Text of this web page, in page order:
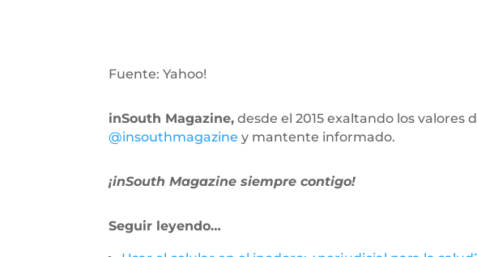
Fuente: Yahoo!
inSouth Magazine, desde el 2015 exaltando los
@insouthmagazine y mantente informado.
¡inSouth Magazine siempre contigo!
Seguir leyendo…